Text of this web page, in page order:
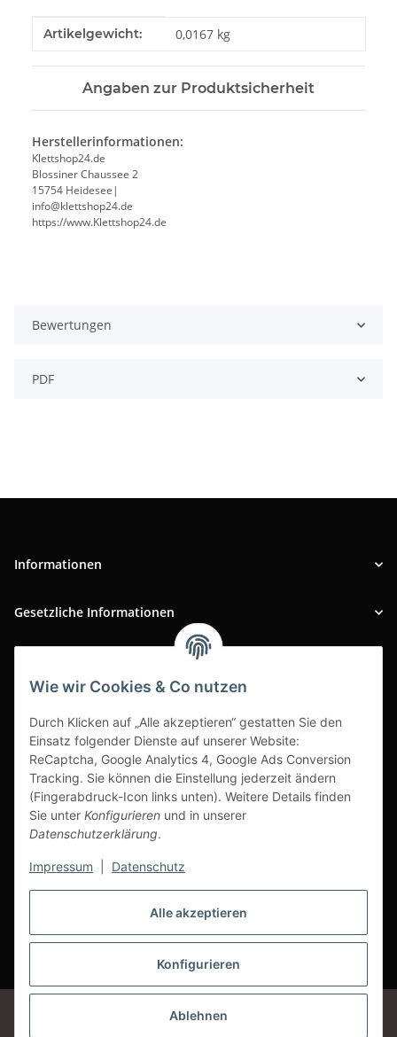
Alle akzeptieren
Konfigurieren
Ablehnen
Wie wir Cookies & Co nutzen
Durch Klicken auf „Alle akzeptieren“ gestatten Sie den
Einsatz folgender Dienste auf unserer Website:
ReCaptcha, Google Analytics 4, Google Ads Conversion
Tracking. Sie können die Einstellung jederzeit ändern
(Fingerabdruck-Icon links unten). Weitere Details finden
Sie unter Konfigurieren und in unserer
Datenschutzerklärung.
Impressum Datenschutz
Produkteigenschaft
Wert
Artikelgewicht: 0,0167 kg
Angaben zur Produktsicherheit
Herstellerinformationen:
Klettshop24.de
Blossiner Chaussee 2
15754 Heidesee|
info@klettshop24.de
https://www.Klettshop24.de
Bewertungen
PDF
Informationen
Gesetzliche Informationen
Vertrag widerrufen
* Alle Preise inkl. gesetzlicher USt., zzgl.Versand
Google Analytics deaktivieren Status: Opt-Out-Cookie ist nicht gesetzt